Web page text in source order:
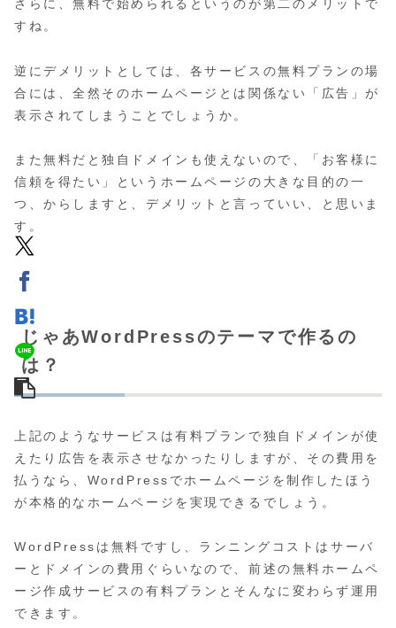
さらに、無料で始められるというのが第二のメリットで
すね。
逆にデメリットとしては、各サービスの無料プランの場
合には、全然そのホームページとは関係ない「広告」が
表示されてしまうことでしょうか。
また無料だと独自ドメインも使えないので、「お客様に
信頼を得たい」というホームページの大きな目的の一
つ、からしますと、デメリットと言っていい、と思いま
す。
じゃあWordPressのテーマで作るの
は？
上記のようなサービスは有料プランで独自ドメインが使
えたり広告を表示させなかったりしますが、その費用を
払うなら、WordPressでホームページを制作したほう
が本格的なホームページを実現できるでしょう。
WordPressは無料ですし、ランニングコストはサーバ
ーとドメインの費用ぐらいなので、前述の無料ホームペ
ージ作成サービスの有料プランとそんなに変わらず運用
できます。